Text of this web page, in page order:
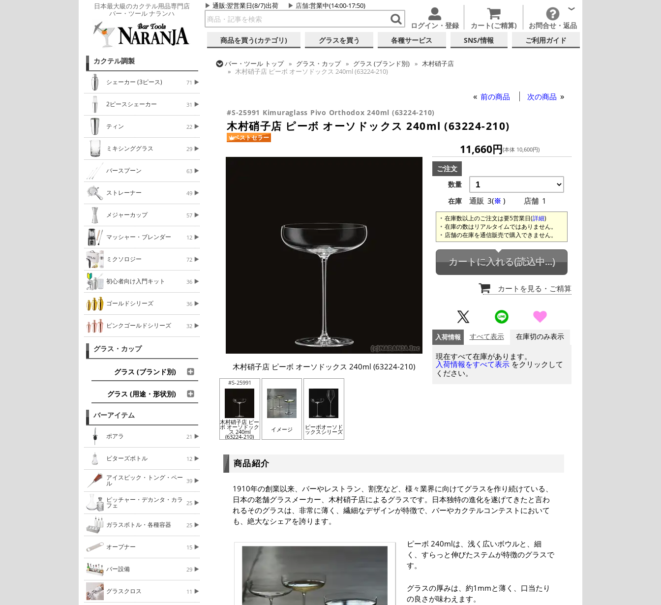
日本最大級のカクテル用品専門店
バー・ツール ナランハ
通販:翌営業日(8/7)出荷 店舗:営業中(14:00-17:50)
ログイン・登録 カート(ご精算) お問合せ・返品
商品を買う(カテゴリ) グラスを買う 各種サービス SNS/情報 ご利用ガイド
カクテル調製
シェーカー (3ピース) 71
2ピースシェーカー 31
ティン 22
ミキシンググラス 29
バースプーン 63
ストレーナー 49
メジャーカップ 57
マッシャー・ブレンダー 12
ミクソロジー 72
初心者向け入門キット 36
ゴールドシリーズ 36
ピンクゴールドシリーズ 32
グラス・カップ
グラス (ブランド別)
グラス (用途・形状別)
バーアイテム
ポアラ 21
ビターズボトル 12
アイスピック・トング・ペー
ル 39
ピッチャー・デカンタ・カラ
フェ 25
ガラスボトル・各種容器 25
オープナー 15
バー設備 29
グラスクロス 11
バー・ツール トップ グラス・カップ グラス (ブランド別)
木村硝子店
木村硝子店 ピーボ オーソドックス 240ml (63224-210)
前の商品 次の商品
#S-25991 Kimuraglass Pivo Orthodox 240ml (63224-210)
木村硝子店 ピーボ オーソドックス 240ml (63224-210)
ベストセラー
木村硝子店 ピーボ オーソドックス 240ml (63224-210)
#S-25991
木村硝子店 ピー
ボ オーソドック
ス 240ml
(63224-210)
イメージ ピーボオーソド
ックスシリーズ
11,660円(本体 10,600円)
ご注文
数量
在庫
通販 3(※ ) 店舗 1
在庫数以上のご注文は要5営業日(詳細)
在庫の数はリアルタイムではありません。
店舗の在庫を通信販売で購入できません。
カートに入れる(読込中...)
カートを見る ・ご精算
入荷情報 すべて表示 在庫切のみ表示
現在すべて在庫があります。
入荷情報をすべて表示 をクリックして
ください。
商品紹介
1910年の創業以来、バーやレストラン、割烹など、様々業界に向けてグラスを作り続けている、
日本の老舗グラスメーカー、木村硝子店によるグラスです。日本独特の進化を遂げてきたと言わ
れるそのグラスは、非常に薄く、繊細なデザインが特徴で、バーやカクテルコンテストにおいて
も、絶大なシェアを誇ります。
ピーボ 240mlは、浅く広いボウルと、細
く、すらっと伸びたステムが特徴のグラスで
す。
グラスの厚みは、約1mmと薄く、口当たり
の良さが味わえます。